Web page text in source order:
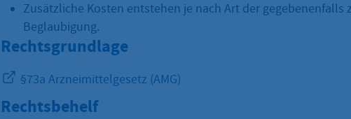
Zusätzliche Kosten entstehen je nach Art der gegebenenfalls
Beglaubigung.
Rechtsgrundlage
§73a Arzneimittelgesetz (AMG)
Rechtsbehelf